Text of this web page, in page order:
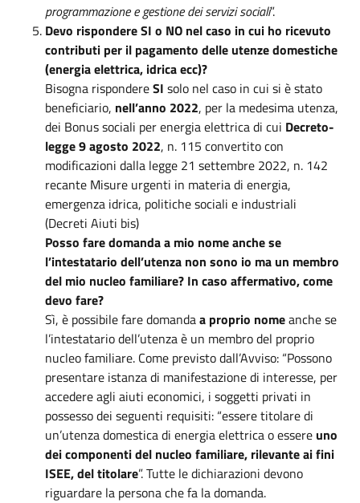
programmazione e gestione dei servizi sociali”.
Devo rispondere SI o NO nel caso in cui ho ricevuto
contributi per il pagamento delle utenze domestiche
(energia elettrica, idrica ecc)?
Bisogna rispondereSI solo nel caso in cui si è stato
beneficiario, nell’anno 2022, per la medesima utenza,
dei Bonus sociali per energia elettrica di cui Decreto-
legge 9 agosto 2022, n. 115 convertito con
modificazioni dalla legge 21 settembre 2022, n. 142
recante Misure urgenti in materia di energia,
emergenza idrica, politiche sociali e industriali
(Decreti Aiuti bis)
Posso fare domanda a mio nome anche se
l’intestatario dell’utenza non sono io ma un membro
del mio nucleo familiare? In caso affermativo, come
devo fare?
Sì, è possibile fare domandaa proprio nomeanche se
l’intestatario dell’utenza è un membro del proprio
nucleo familiare. Come previsto dall’Avviso: “Possono
presentare istanza di manifestazione di interesse, per
accedere agli aiuti economici, i soggetti privati in
possesso dei seguenti requisiti: “essere titolare di
un’utenza domestica di energia elettrica o essere uno
dei componenti del nucleo familiare, rilevante ai fini
ISEE, del titolare”. Tutte le dichiarazioni devono
riguardare la persona che fa la domanda.